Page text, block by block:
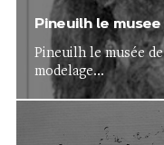
Pineuilh le
Pineuilh le musée
modelage...